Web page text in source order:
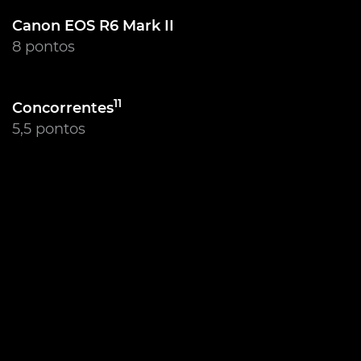
Canon EOS R6 Mark II
8 pontos
Concorrentes11
5,5 pontos